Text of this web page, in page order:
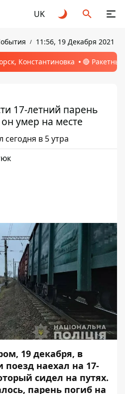
UK
11:56, 19 Декабря 2021
Константиновка 🔴
17-летний парень
умер на месте
в 5 утра
19 декабря, в
поезд наехал на 17-
сидел на путях.
парень погиб на